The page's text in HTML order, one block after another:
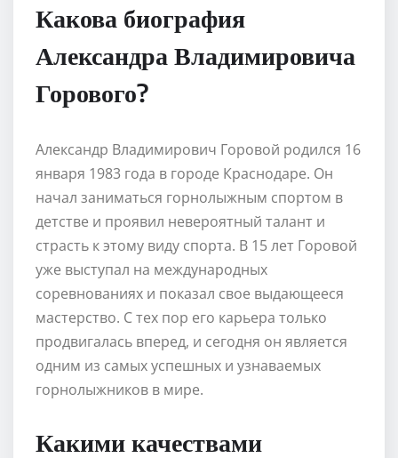
Какова биография
Александра Владимировича
Горового?
Александр Владимирович Горовой родился 16
января 1983 года в городе Краснодаре. Он
начал заниматься горнолыжным спортом в
детстве и проявил невероятный талант и
страсть к этому виду спорта. В 15 лет Горовой
уже выступал на международных
соревнованиях и показал свое выдающееся
мастерство. С тех пор его карьера только
продвигалась вперед, и сегодня он является
одним из самых успешных и узнаваемых
горнолыжников в мире.
Какими качествами